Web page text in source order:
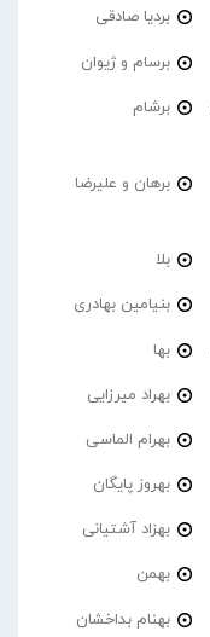
بردیا صادقی
برسام و ژیوان
برشام
برهان و علیرضا
بلا
بنیامین بهادری
بها
بهراد میرزایی
بهرام الماسی
بهروز پایگان
بهزاد آشتیانی
بهمن
بهنام بداخشان